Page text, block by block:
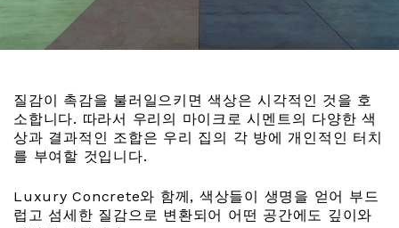
질감이 촉감을 불러일으키면 색상은 시각적인 것을 호
소합니다. 따라서 우리의 마이크로 시멘트의 다양한 색
상과 결과적인 조합은 우리 집의 각 방에 개인적인 터치
를 부여할 것입니다.
Luxury Concrete와 함께, 색상들이 생명을 얻어 부드
럽고 섬세한 질감으로 변환되어 어떤 공간에도 깊이와